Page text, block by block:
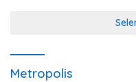
Metropolis